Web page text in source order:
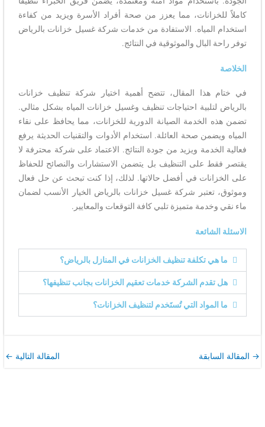
كاملاً للخزانات، مما يعزز من صحة أفراد الأسرة ويزيد من كفاءة
استخدام المياه. الاستفادة من خدمات شركة غسيل خزانات بالرياض
توفر راحة البال والموثوقية في النتائج.
الخلاصة
في ختام هذا المقال، تتضح أهمية اختيار شركة تنظيف خزانات
بالرياض لتلبية احتياجات تنظيف وغسيل خزانات المياه بشكل مثالي.
تضمن هذه الخدمة الصيانة الدورية للخزانات، مما يحافظ على نقاء
المياه ويضمن صحة العائلة. استخدام الأدوات والتقنيات الحديثة يرفع
فعالية الخدمة ويزيد من جودة النتائج. الاعتماد على شركة محترفة لا
يقتصر فقط على التنظيف بل يتضمن الاستشارات والنصائح للحفاظ
على الخزانات في أفضل حالاتها. لذلك، إذا كنت تبحث عن حل فعال
وموثوق، تعتبر شركة غسيل خزانات بالرياض الخيار الأنسب لضمان
ماء نقي وخدمة متميزة تلبي كافة التوقعات والمعايير.
الاسئلة الشائعة
ما هي تكلفة تنظيف الخزانات في المنازل بالرياض؟
هل تقدم الشركة خدمات تعقيم الخزانات بجانب تنظيفها؟
ما المواد التي تُستَخدم لتنظيف الخزانات؟
→ المقالة السابقة المقالة التالية ←